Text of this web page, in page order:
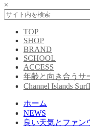
×
TOP
SHOP
BRAND
SCHOOL
ACCESS
年齢と向き合うサ
Channel Islands
ホーム
NEWS
良い天気とファン